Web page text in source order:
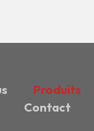
Produits
Contact